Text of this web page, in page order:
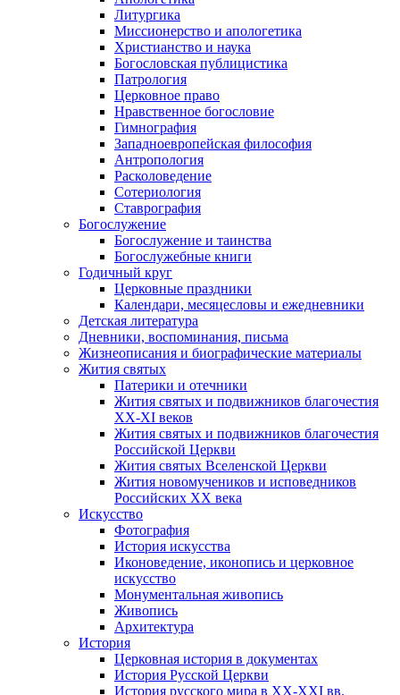
Литургика
Миссионерство и апологетика
Христианство и наука
Богословская публицистика
Патрология
Церковное право
Нравственное богословие
Гимнография
Западноевропейская философия
Антропология
Расколоведение
Сотериология
Ставрография
Богослужение
Богослужение и таинства
Богослужебные книги
Годичный круг
Церковные праздники
Календари, месяцесловы и ежедневники
Детская литература
Дневники, воспоминания, письма
Жизнеописания и биографические материалы
Жития святых
Патерики и отечники
Жития святых и подвижников благочестия
ХХ-XI веков
Жития святых и подвижников благочестия
Российской Церкви
Жития святых Вселенской Церкви
Жития новомучеников и исповедников
Российских ХХ века
Искусство
Фотография
История искусства
Иконоведение, иконопись и церковное
искусство
Монументальная живопись
Живопись
Архитектура
История
Церковная история в документах
История Русской Церкви
История русского мира в ХХ-ХХI вв.